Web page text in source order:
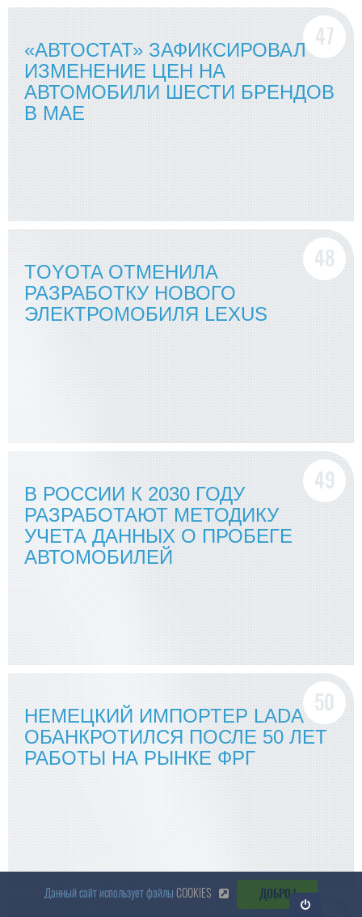
«АВТОСТАТ» ЗАФИКСИРОВАЛ
ИЗМЕНЕНИЕ ЦЕН НА
АВТОМОБИЛИ ШЕСТИ БРЕНДОВ
В МАЕ
TOYOTA ОТМЕНИЛА
РАЗРАБОТКУ НОВОГО
ЭЛЕКТРОМОБИЛЯ LEXUS
В РОССИИ К 2030 ГОДУ
РАЗРАБОТАЮТ МЕТОДИКУ
УЧЕТА ДАННЫХ О ПРОБЕГЕ
АВТОМОБИЛЕЙ
НЕМЕЦКИЙ ИМПОРТЕР LADA
ОБАНКРОТИЛСЯ ПОСЛЕ 50 ЛЕТ
РАБОТЫ НА РЫНКЕ ФРГ
Данный сайт использует файлы COOKIES ДОБРО !
Откр